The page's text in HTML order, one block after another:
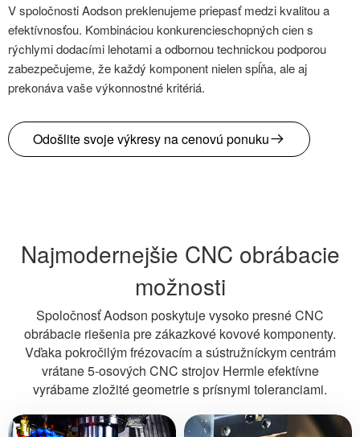
V spoločnosti Aodson preklenujeme priepasť medzi kvalitou a
efektívnosťou. Kombináciou konkurencieschopných cien s
rýchlymi dodacími lehotami a odbornou technickou podporou
zabezpečujeme, že každý komponent nielen spĺňa, ale aj
prekonáva vaše výkonnostné kritériá.
Odošlite svoje výkresy na cenovú ponuku
Najmodernejšie CNC obrábacie
možnosti
Spoločnosť Aodson poskytuje vysoko presné CNC
obrábacie riešenia pre zákazkové kovové komponenty.
Vďaka pokročilým frézovacím a sústružníckym centrám
vrátane 5-osových CNC strojov Hermle efektívne
vyrábame zložité geometrie s prísnymi toleranciami.